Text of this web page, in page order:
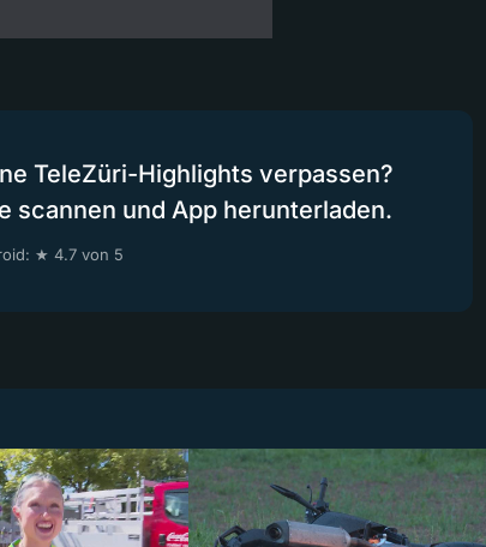
TeleZüri-Highlights verpassen?
scannen und App herunterladen.
★ 4.7 von 5